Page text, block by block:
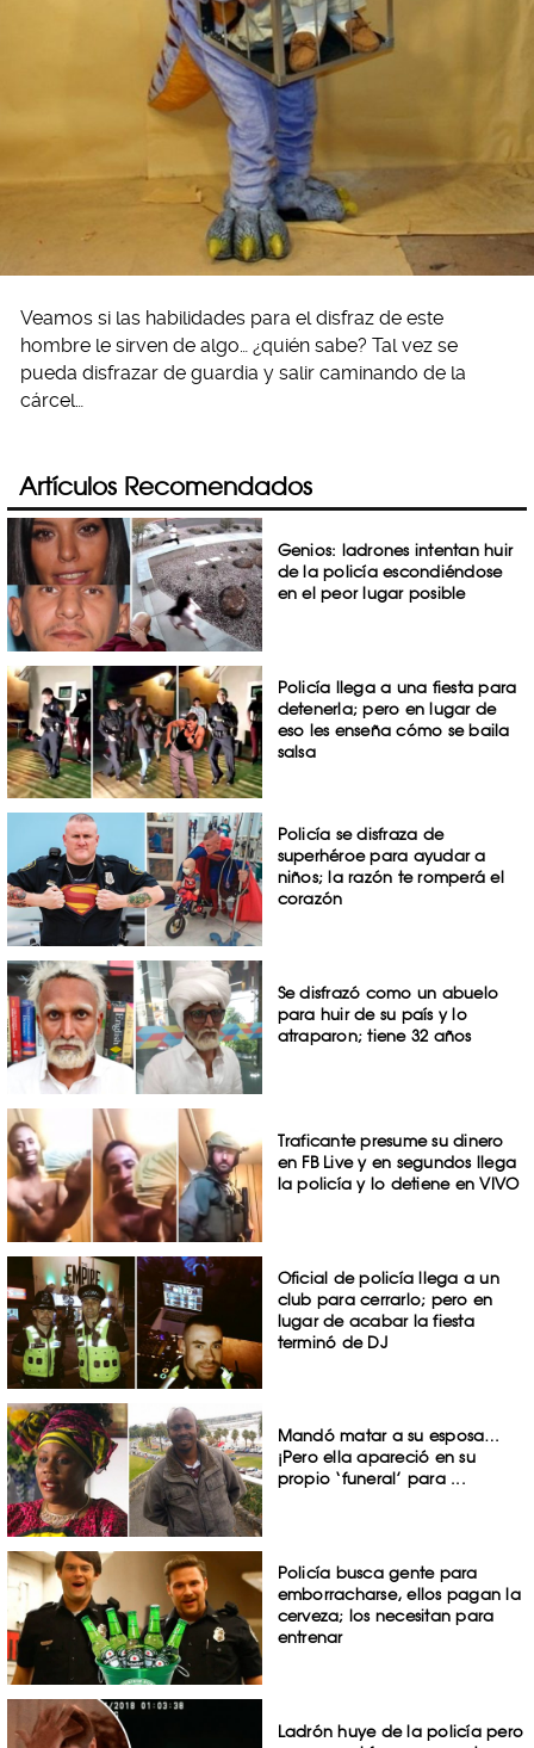
Veamos si las habilidades para el disfraz de este
hombre le sirven de algo… ¿quién sabe? Tal vez se
pueda disfrazar de guardia y salir caminando de la
cárcel…
Artículos Recomendados
Genios: ladrones intentan huir
de la policía escondiéndose
en el peor lugar posible
Policía llega a una fiesta para
detenerla; pero en lugar de
eso les enseña cómo se baila
salsa
Policía se disfraza de
superhéroe para ayudar a
niños; la razón te romperá el
corazón
Se disfrazó como un abuelo
para huir de su país y lo
atraparon; tiene 32 años
Traficante presume su dinero
en FB Live y en segundos llega
la policía y lo detiene en VIVO
Oficial de policía llega a un
club para cerrarlo; pero en
lugar de acabar la fiesta
terminó de DJ
Mandó matar a su esposa…
¡Pero ella apareció en su
propio ‘funeral’ para ...
Policía busca gente para
emborracharse, ellos pagan la
cerveza; los necesitan para
entrenar
Ladrón huye de la policía pero